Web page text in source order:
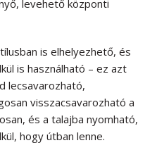
levehető központi
is elhelyezhető, és
is használható – ez azt
lecsavarozható,
visszacsavarozható a
és a talajba nyomható,
hogy útban lenne.